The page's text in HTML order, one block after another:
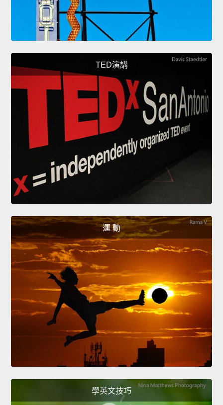
TED演講
運 動
學英文技巧